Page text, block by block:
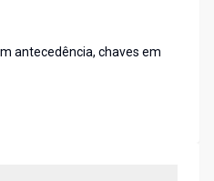
antecedência, chaves em